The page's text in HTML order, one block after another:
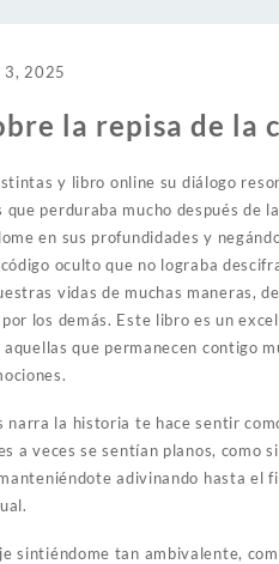
3, 2025
la repisa de la
y libro online​ su diálogo
perduraba mucho después de
en sus profundidades y
oculto que no lograba
vidas de muchas maneras,
los demás. Este libro es un
que permanecen contigo
la historia te hace sentir
a veces se sentían planos, como
adivinando hasta
sintiéndome tan ambivalente,